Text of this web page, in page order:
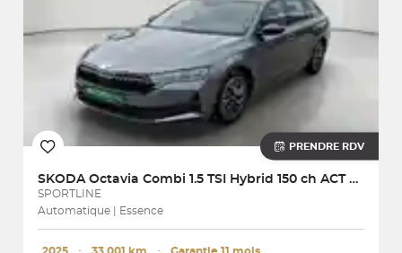
PRENDRE RDV
SKODA Octavia Combi 1.5 TSI Hybrid 150 ch ACT DSG7
SPORTLINE
Automatique | Essence